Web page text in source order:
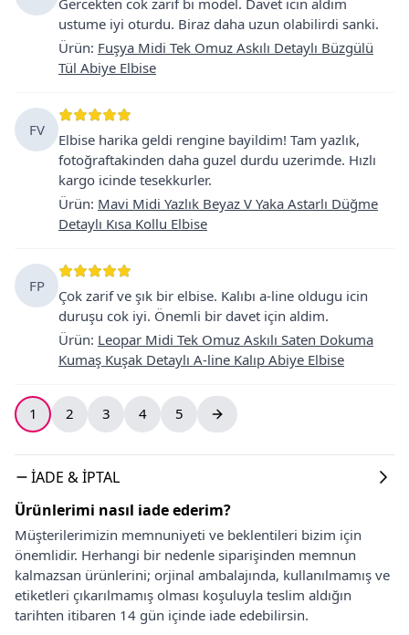
ustume iyi oturdu. Biraz daha uzun olabilirdi sanki.
Ürün: Fuşya Midi Tek Omuz Askılı Detaylı Büzgülü
Tül Abiye Elbise
FV
Elbise harika geldi rengine bayildim! Tam yazlık,
fotoğraftakinden daha guzel durdu uzerimde. Hızlı
kargo icinde tesekkurler.
Ürün: Mavi Midi Yazlık Beyaz V Yaka Astarlı Düğme
Detaylı Kısa Kollu Elbise
FP
Çok zarif ve şık bir elbise. Kalıbı a-line oldugu icin
duruşu cok iyi. Önemli bir davet için aldim.
Ürün: Leopar Midi Tek Omuz Askılı Saten Dokuma
Kumaş Kuşak Detaylı A-line Kalıp Abiye Elbise
1 2 3 4 5
İADE & İPTAL
Ürünlerimi nasıl iade ederim?
Müşterilerimizin memnuniyeti ve beklentileri bizim için
önemlidir. Herhangi bir nedenle siparişinden memnun
kalmazsan ürünlerini; orjinal ambalajında, kullanılmamış ve
etiketleri çıkarılmamış olması koşuluyla teslim aldığın
tarihten itibaren 14 gün içinde iade edebilirsin.